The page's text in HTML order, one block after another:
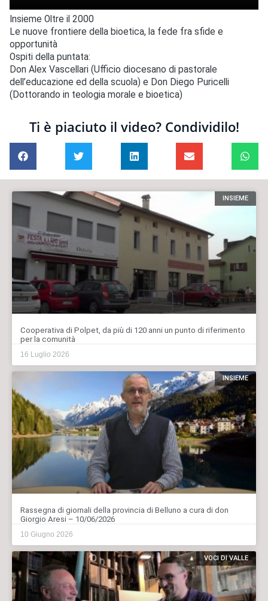
Insieme Oltre il 2000
Le nuove frontiere della bioetica, la fede fra sfide e
opportunità
Ospiti della puntata:
Don Alex Vascellari (Ufficio diocesano di pastorale
dell’educazione ed della scuola) e Don Diego Puricelli
(Dottorando in teologia morale e bioetica)
Ti è piaciuto il video? Condividilo!
INSIEME
Cooperativa di Polpet, da più di 120 anni un punto di riferimento
per la comunità
16 Luglio 2026
INSIEME
Rassegna di giornali della provincia di Belluno a cura di don
Giorgio Aresi – 10/06/2026
10 Giugno 2026
VOCI DI VALLE